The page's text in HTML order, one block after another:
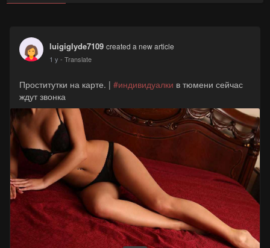
luigiglyde7109 created a new article
1 y - Translate
Проститутки на карте. | #индивидуалки в тюмени сейчас
ждут звонка